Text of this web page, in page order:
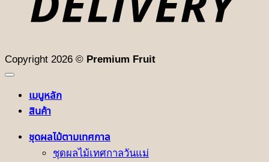
Copyright 2026 © Premium Fruit
เมนูหลัก
สินค้า
ชุดผลไม้ตามเทศกาล
ชุดผลไม้เทศกาลวันแม่